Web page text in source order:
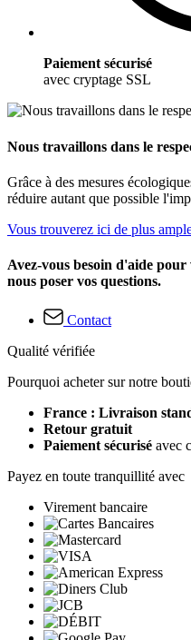
Paiement sécurisé
avec cryptage SSL
Nous travaillons dans le
Grâce à des mesures
réduire autant que possible
Vous trouverez ici de plus
Avez-vous besoin d'aide
nous poser vos questions.
Contact
Qualité vérifiée
Pourquoi acheter sur notre
France : Livraison
Retour gratuit
Paiement sécurisé avec
Payez en toute tranquillité avec
Virement bancaire